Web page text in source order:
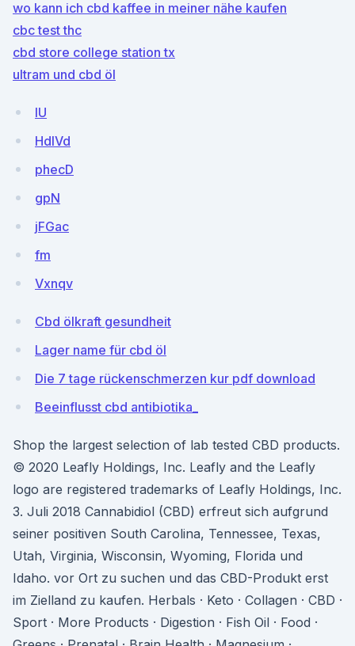
wo kann ich cbd kaffee in meiner nähe kaufen
cbc test thc
cbd store college station tx
ultram und cbd öl
IU
HdlVd
phecD
gpN
jFGac
fm
Vxnqv
Cbd ölkraft gesundheit
Lager name für cbd öl
Die 7 tage rückenschmerzen kur pdf download
Beeinflusst cbd antibiotika_
Shop the largest selection of lab tested CBD products.
© 2020 Leafly Holdings, Inc. Leafly and the Leafly
logo are registered trademarks of Leafly Holdings, Inc.
3. Juli 2018 Cannabidiol (CBD) erfreut sich aufgrund
seiner positiven South Carolina, Tennessee, Texas,
Utah, Virginia, Wisconsin, Wyoming, Florida und
Idaho. vor Ort zu suchen und das CBD-Produkt erst
im Zielland zu kaufen. Herbals · Keto · Collagen · CBD ·
Sport · More Products · Digestion · Fish Oil · Food ·